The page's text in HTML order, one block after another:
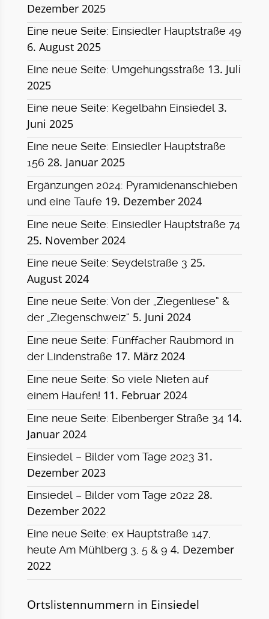
Dezember 2025
Eine neue Seite: Einsiedler Hauptstraße 49
6. August 2025
Eine neue Seite: Umgehungsstraße 13. Juli
2025
Eine neue Seite: Kegelbahn Einsiedel 3.
Juni 2025
Eine neue Seite: Einsiedler Hauptstraße
156 28. Januar 2025
Ergänzungen 2024: Pyramidenanschieben
und eine Taufe 19. Dezember 2024
Eine neue Seite: Einsiedler Hauptstraße 74
25. November 2024
Eine neue Seite: Seydelstraße 3 25.
August 2024
Eine neue Seite: Von der „Ziegenliese“ &
der „Ziegenschweiz“ 5. Juni 2024
Eine neue Seite: Fünffacher Raubmord in
der Lindenstraße 17. März 2024
Eine neue Seite: So viele Nieten auf
einem Haufen! 11. Februar 2024
Eine neue Seite: Eibenberger Straße 34 14.
Januar 2024
Einsiedel – Bilder vom Tage 2023 31.
Dezember 2023
Einsiedel – Bilder vom Tage 2022 28.
Dezember 2022
Eine neue Seite: ex Hauptstraße 147,
heute Am Mühlberg 3, 5 & 9 4. Dezember
2022
Ortslistennummern in Einsiedel